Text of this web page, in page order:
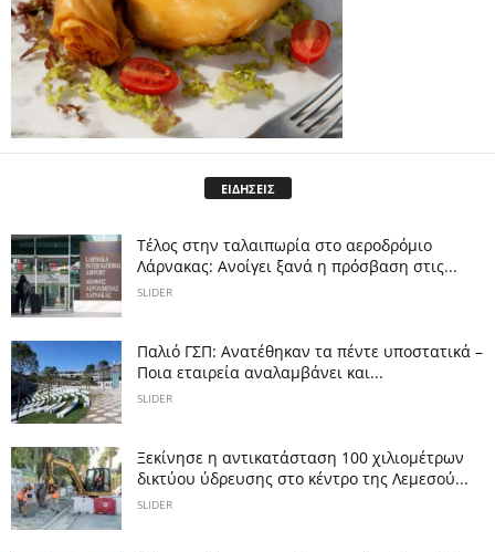
ΕΙΔΗΣΕΙΣ
Tέλος στην ταλαιπωρία στο αεροδρόμιο
Λάρνακας: Ανοίγει ξανά η πρόσβαση στις...
SLIDER
Παλιό ΓΣΠ: Ανατέθηκαν τα πέντε υποστατικά –
Ποια εταιρεία αναλαμβάνει και...
SLIDER
Ξεκίνησε η αντικατάσταση 100 χιλιομέτρων
δικτύου ύδρευσης στο κέντρο της Λεμεσού...
SLIDER